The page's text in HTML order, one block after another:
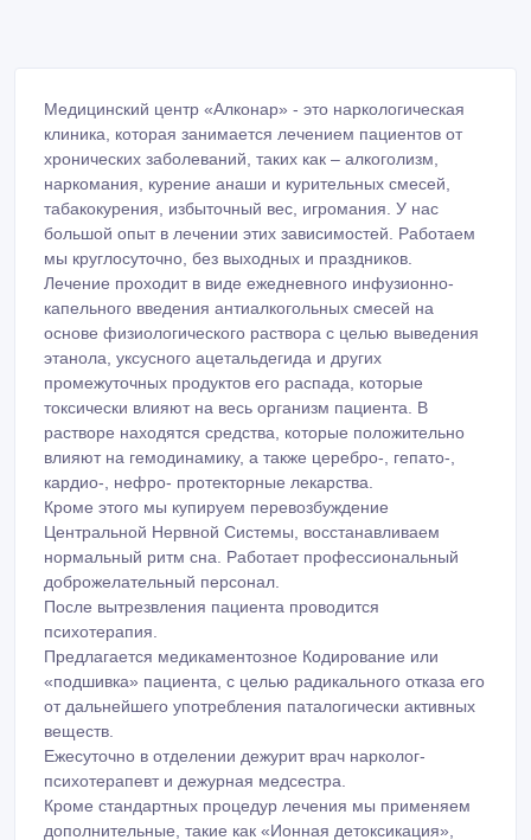
Медицинский центр «Алконар» - это наркологическая
клиника, которая занимается лечением пациентов от
хронических заболеваний, таких как – алкоголизм,
наркомания, курение анаши и курительных смесей,
табакокурения, избыточный вес, игромания. У нас
большой опыт в лечении этих зависимостей. Работаем
мы круглосуточно, без выходных и праздников.
Лечение проходит в виде ежедневного инфузионно-
капельного введения антиалкогольных смесей на
основе физиологического раствора с целью выведения
этанола, уксусного ацетальдегида и других
промежуточных продуктов его распада, которые
токсически влияют на весь организм пациента. В
растворе находятся средства, которые положительно
влияют на гемодинамику, а также церебро-, гепато-,
кардио-, нефро- протекторные лекарства.
Кроме этого мы купируем перевозбуждение
Центральной Нервной Системы, восстанавливаем
нормальный ритм сна. Работает профессиональный
доброжелательный персонал.
После вытрезвления пациента проводится
психотерапия.
Предлагается медикаментозное Кодирование или
«подшивка» пациента, с целью радикального отказа его
от дальнейшего употребления паталогически активных
веществ.
Ежесуточно в отделении дежурит врач нарколог-
психотерапевт и дежурная медсестра.
Кроме стандартных процедур лечения мы применяем
дополнительные, такие как «Ионная детоксикация»,